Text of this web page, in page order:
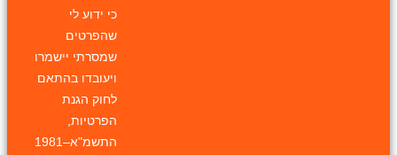
כי ידוע לי
שהפרטים
שמסרתי יישמרו
ויעובדו בהתאם
לחוק הגנת
הפרטיות,
התשמ"א–1981